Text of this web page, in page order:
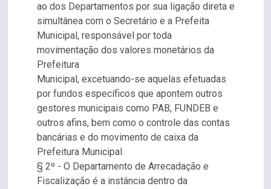
ao dos Departamentos por sua ligação direta e
simultânea com o Secretário e a Prefeita
Municipal, responsável por toda
movimentação dos valores monetários da
Prefeitura
Municipal, excetuando-se aquelas efetuadas
por fundos específicos que apontem outros
gestores municipais como PAB, FUNDEB e
outros afins, bem como o controle das contas
bancárias e do movimento de caixa da
Prefeitura Municipal.
§ 2º - O Departamento de Arrecadação e
Fiscalização é a instância dentro da